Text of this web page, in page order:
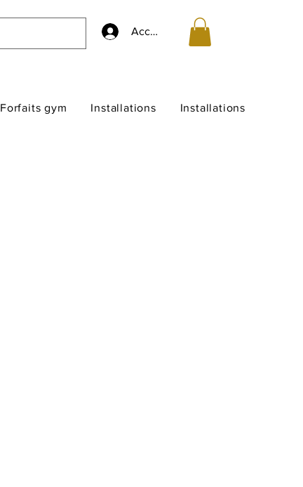
Accedi
Forfaits gym Installations Installations